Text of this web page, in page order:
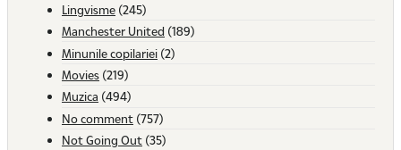
Lingvisme (245)
Manchester United (189)
Minunile copilariei (2)
Movies (219)
Muzica (494)
No comment (757)
Not Going Out (35)